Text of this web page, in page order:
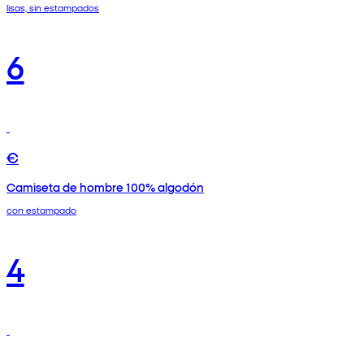
lisas, sin estampados
6
€
Camiseta de hombre 100% algodón
con estampado
4